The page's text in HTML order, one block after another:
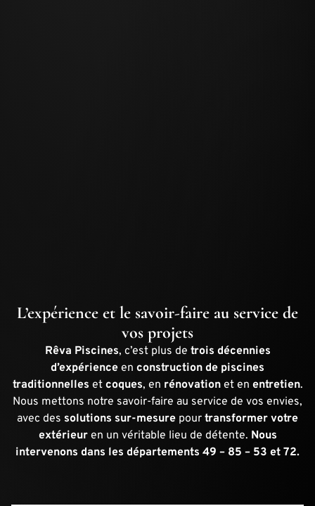
L’expérience et le savoir-faire au service de
vos projets
Rêva Piscines, c’est plus de trois décennies
d’expérience en construction de piscines
traditionnelles et coques, en rénovationet en entretien.
Nous mettons notre savoir-faire au service de vos envies,
avec des solutions sur-mesure pour transformer votre
extérieuren un véritable lieu de détente. Nous
intervenons dans les départements 49 – 85 – 53 et 72.